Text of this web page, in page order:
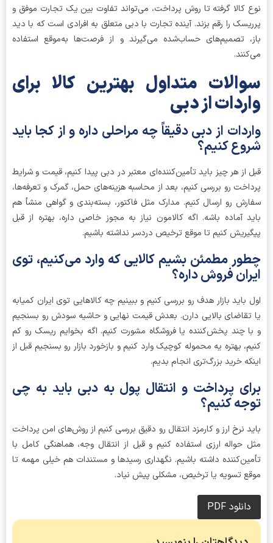
کالا گرفته تا روش پرداخت، می‌تواند تفاوت بین یک تجارت موفق و
را رقم بزند. آینده تجارت با دبی متعلق به افرادی است که با دید
تصمیم‌های حساب‌شده می‌گیرند و از فرصت‌ها به‌موقع استفاده
متداول بهترین کالا برای
از دبی
از دبی دقیقاً چه مراحلی داره و از کجا باید
کنیم؟
از هر چیز باید تأمین‌کننده‌ای معتبر در دبی پیدا کنیم، قیمت و شرایط
رو بررسی کنیم، بعد از محاسبه هزینه‌های حمل، گمرک و تعرفه‌ها،
رو ارسال کنیم. مدارک مثل فاکتور، بسته‌بندی و گواهی منشأ هم
آماده باشه. اگه کالامون نیاز به مجوز خاصی داره، بهتره از قبل
کنیم تا موقع ترخیص دردسر نداشته باشیم.
مطمئن بشیم کالایی که وارد می‌کنیم، توی
فروش داره؟
باید بازار هدف رو بررسی کنیم و ببینیم چه کالاهایی توی ایران کمیابه
بالایی دارن. بعدش قیمت نهایی و حاشیه سودش رو بسنجیم
چند پخش‌کننده یا فروشگاه مشورت کنیم. اگه بخوایم ریسک رو کم
بهتره یه محموله کوچیک وارد کنیم و بازخورد بازار رو بسنجیم قبل از
خرید بزرگ‌تری انجام بدیم.
پرداخت و انتقال پول به دبی باید به چی
کنیم؟
نرخ ارز و کارمزد انتقال رو دقیق بررسی کنیم از روش‌های امن پرداخت
حواله ارزی استفاده کنیم و قبل از انتقال وجه، هماهنگی کامل با
داشته باشیم. نگهداری رسیدها و مستندات هم خیلی مهمه تا
تسویه یا ترخیص، مشکلی پیش نیاد.
دانلود PDF